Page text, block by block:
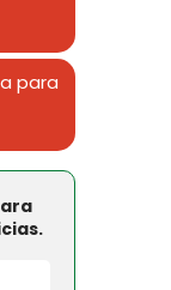
para